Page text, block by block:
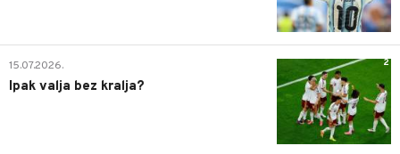
2
15.07.2026.
Ipak valja bez kralja?